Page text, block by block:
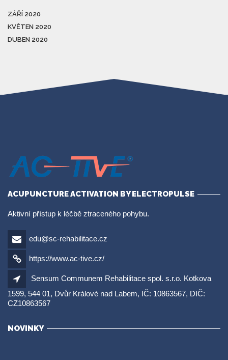
ZÁŘÍ 2020
KVĚTEN 2020
DUBEN 2020
ACUPUNCTURE ACTIVATION BY ELECTROPULSE
Aktivní přístup k léčbě ztraceného pohybu.
edu@sc-rehabilitace.cz
https://www.ac-tive.cz/
Sensum Communem Rehabilitace spol. s.r.o. Kotkova
1599, 544 01, Dvůr Králové nad Labem, IČ: 10863567, DIČ:
CZ10863567
NOVINKY